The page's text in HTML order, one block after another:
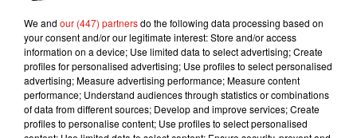
Voir cette publication sur Instagram
We and our (447) partnersdo the following data processing based on
your consent and/or our legitimate interest: Store and/or access
information on a device; Use limited data to select advertising; Create
profiles for personalised advertising; Use profiles to select personalised
advertising; Measure advertising performance; Measure content
performance; Understand audiences through statistics or combinations
of data from different sources; Develop and improve services; Create
profiles to personalise content; Use profiles to select personalised